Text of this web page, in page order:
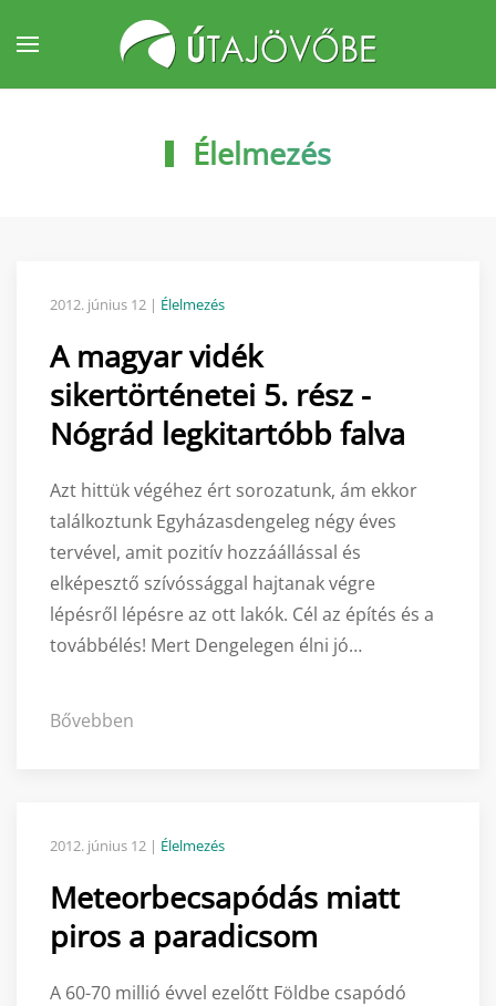
Fő tartalom átugrása
Élelmezés
2012. június 12 | Élelmezés
A magyar vidék
sikertörténetei 5. rész -
Nógrád legkitartóbb falva
Azt hittük végéhez ért sorozatunk, ám ekkor
találkoztunk Egyházasdengeleg négy éves
tervével, amit pozitív hozzáállással és
elképesztő szívóssággal hajtanak végre
lépésről lépésre az ott lakók. Cél az építés és a
továbbélés! Mert Dengelegen élni jó…
Bővebben
2012. június 12 | Élelmezés
Meteorbecsapódás miatt
piros a paradicsom
A 60-70 millió évvel ezelőtt Földbe csapódó